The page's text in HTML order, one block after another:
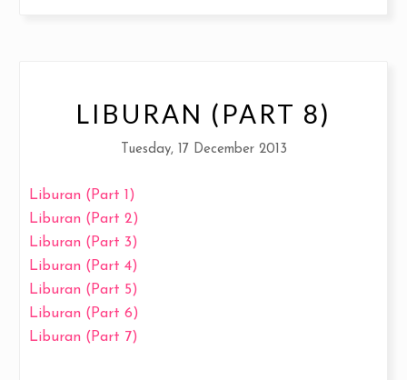
LIBURAN (PART 8)
Tuesday, 17 December 2013
Liburan (Part 1)
Liburan (Part 2)
Liburan (Part 3)
Liburan (Part 4)
Liburan (Part 5)
Liburan (Part 6)
Liburan (Part 7)